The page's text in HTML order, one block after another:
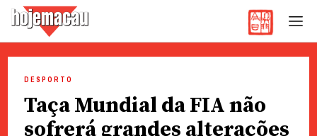
content
DESPORTO
Taça Mundial da FIA não
sofrerá grandes alterações